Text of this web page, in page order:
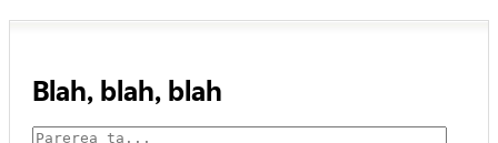
Blah, blah, blah